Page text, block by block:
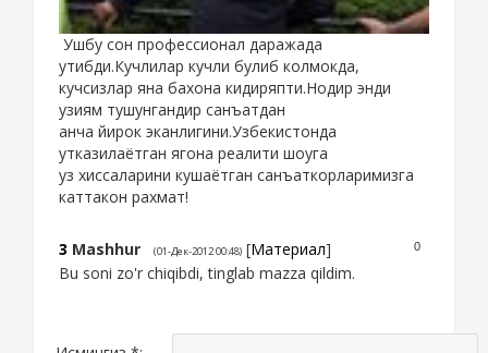
Ушбу сон профессионал даражада
утибди.Кучлилар кучли булиб колмокда,
кучсизлар яна бахона кидиряпти.Нодир энди
узиям тушунгандир санъатдан
анча йирок эканлигини.Узбекистонда
утказилаётган ягона реалити шоуга
уз хиссаларини кушаётган санъаткорларимизга
каттакон рахмат!
0
3 Mashhur (01-Дек-2012 00:48) [Материал]
Bu soni zo'r chiqibdi, tinglab mazza qildim.